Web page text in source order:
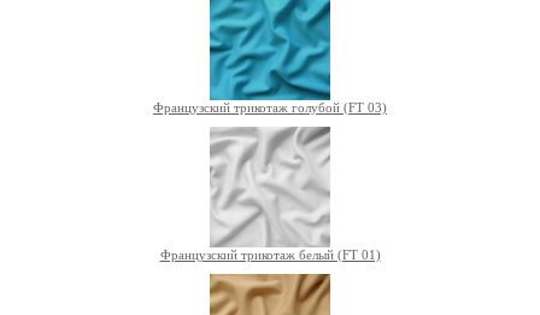
Французский трикотаж голубой (FT 03)
Французский трикотаж белый (FT 01)